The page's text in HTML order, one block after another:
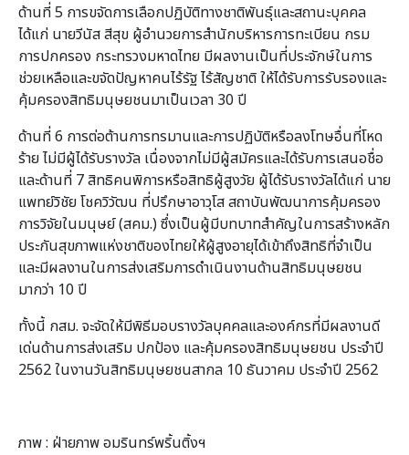
ด้านที่ 5 การขจัดการเลือกปฏิบัติทางชาติพันธุ์และสถานะบุคคล
ได้แก่ นายวีนัส สีสุข ผู้อำนวยการสำนักบริหารการทะเบียน กรม
การปกครอง กระทรวงมหาดไทย มีผลงานเป็นที่ประจักษ์ในการ
ช่วยเหลือและขจัดปัญหาคนไร้รัฐ ไร้สัญชาติ ให้ได้รับการรับรองและ
คุ้มครองสิทธิมนุษยชนมาเป็นเวลา 30 ปี
ด้านที่ 6 การต่อต้านการทรมานและการปฏิบัติหรือลงโทษอื่นที่โหด
ร้าย ไม่มีผู้ได้รับรางวัล เนื่องจากไม่มีผู้สมัครและได้รับการเสนอชื่อ
และด้านที่ 7 สิทธิคนพิการหรือสิทธิผู้สูงวัย ผู้ได้รับรางวัลได้แก่ นาย
แพทย์วิชัย โชควิวัฒน ที่ปรึกษาอาวุโส สถาบันพัฒนาการคุ้มครอง
การวิจัยในมนุษย์ (สคม.) ซึ่งเป็นผู้มีบทบาทสำคัญในการสร้างหลัก
ประกันสุขภาพแห่งชาติของไทยให้ผู้สูงอายุได้เข้าถึงสิทธิที่จำเป็น
และมีผลงานในการส่งเสริมการดำเนินงานด้านสิทธิมนุษยชน
มากว่า 10 ปี
ทั้งนี้ กสม. จะจัดให้มีพิธีมอบรางวัลบุคคลและองค์กรที่มีผลงานดี
เด่นด้านการส่งเสริม ปกป้อง และคุ้มครองสิทธิมนุษยชน ประจำปี
2562 ในงานวันสิทธิมนุษยชนสากล 10 ธันวาคม ประจำปี 2562
ภาพ : ฝ่ายภาพ อมรินทร์พริ้นติ้งฯ